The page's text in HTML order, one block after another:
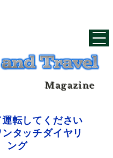
Magazine
転してください
タッチダイヤリ
ング